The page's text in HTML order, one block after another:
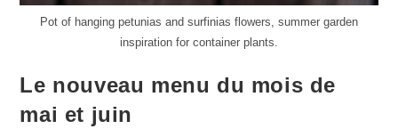
Pot of hanging petunias and surfinias flowers, summer garden
inspiration for container plants.
Le nouveau menu du mois de
mai et juin